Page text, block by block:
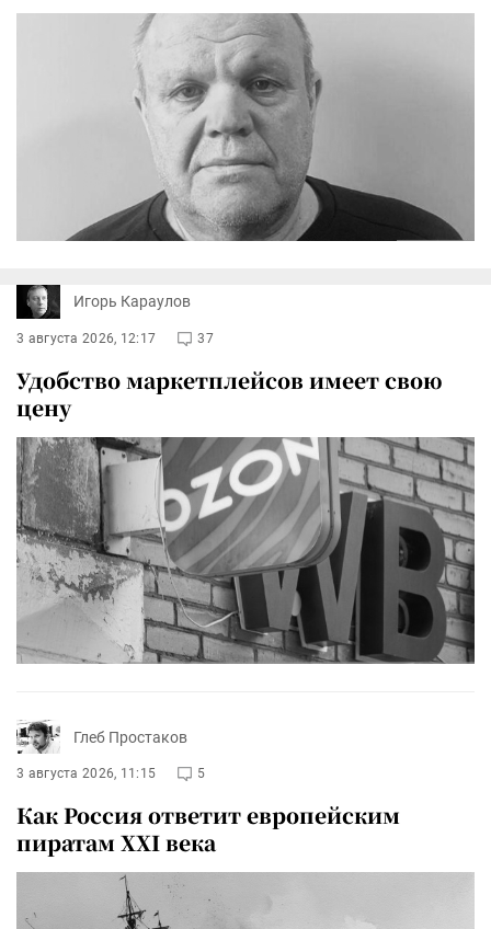
Игорь Караулов
3 августа 2026, 12:17 37
Удобство маркетплейсов имеет свою
цену
Глеб Простаков
3 августа 2026, 11:15 5
Как Россия ответит европейским
пиратам XXI века